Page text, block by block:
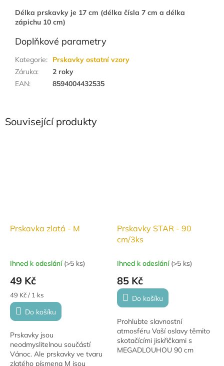
Související produkty
Prskavka zlatá - M
Ihned k odeslání (>5 ks)
49 Kč
Měrná
cena:
49 Kč / 1 ks
Do košíku
Prskavky jsou
neodmyslitelnou součástí
Vánoc. Ale prskavky ve tvaru
zlatého písmena M jsou
Prskavky STAR - 90
cm/3ks
Ihned k odeslání (>5 ks)
85 Kč
Do košíku
Prohlubte slavnostní
atmosféru Vaší oslavy těmito
skotačícími jiskřičkami s
MEGADLOUHOU 90 cm
Délka prskavky je 17 cm (délka čísla 7 cm a délka
zápichu 10 cm)
Doplňkové parametry
Kategorie:
Prskavky ostatní vzory
Záruka:
2 roky
EAN: 8594004432535